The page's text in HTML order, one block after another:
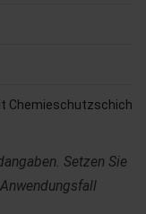
Chemieschutzschicht
Setzen Sie